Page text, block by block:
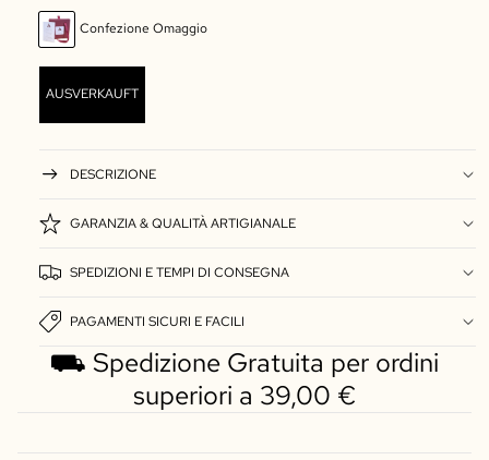
Confezione Omaggio
AUSVERKAUFT
DESCRIZIONE
GARANZIA & QUALITÀ ARTIGIANALE
SPEDIZIONI E TEMPI DI CONSEGNA
PAGAMENTI SICURI E FACILI
⛟ Spedizione Gratuita per ordini
superiori a 39,00 €